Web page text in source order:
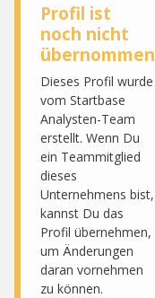
Profil ist
noch nicht
übernommen
Dieses Profil wurde
vom Startbase
Analysten-Team
erstellt. Wenn Du
ein Teammitglied
dieses
Unternehmens bist,
kannst Du das
Profil übernehmen,
um Änderungen
daran vornehmen
zu können.